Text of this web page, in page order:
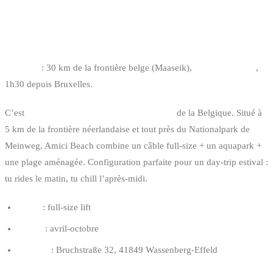
: 30 km de la frontière belge (Maaseik),
,
1h30 depuis Bruxelles.
C’est
de la Belgique. Situé à
5 km de la frontière néerlandaise et tout près du Nationalpark de
Meinweg, Amici Beach combine un câble full-size + un aquapark +
une plage aménagée. Configuration parfaite pour un day-trip estival :
tu rides le matin, tu chill l’après-midi.
: full-size lift
: avril-octobre
: Bruchstraße 32, 41849 Wassenberg-Effeld